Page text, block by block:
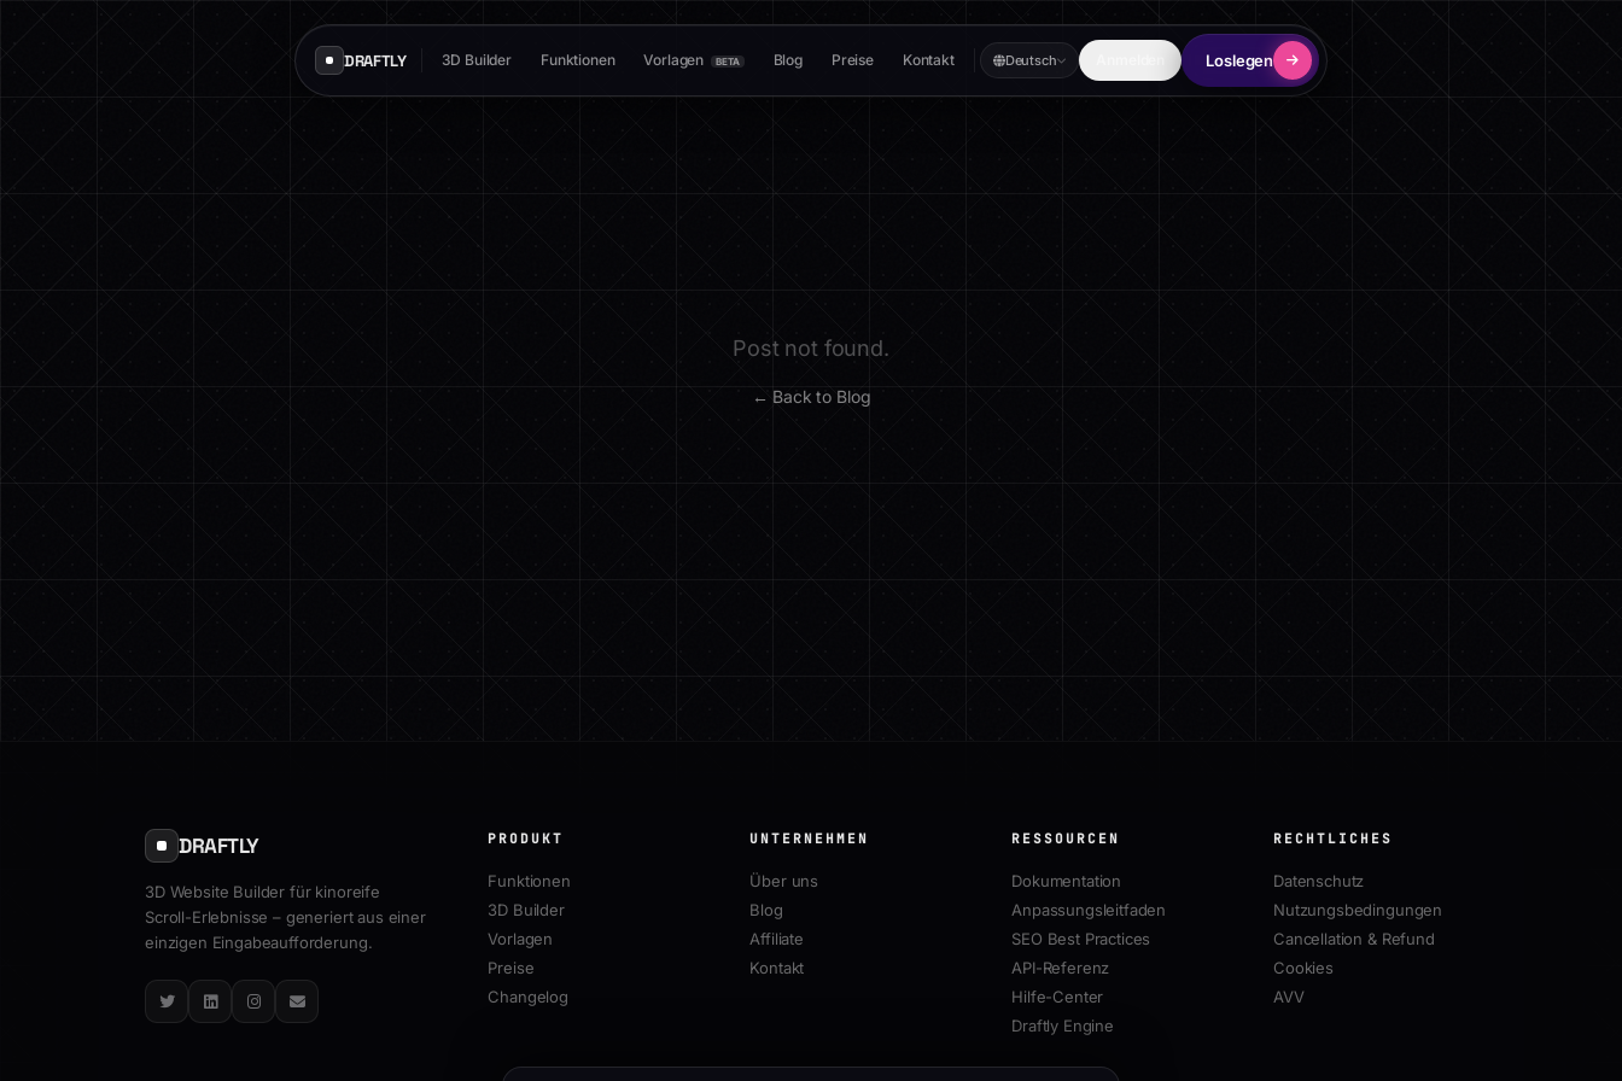
DRAFTLY 3D Builder Funktionen Vorlagen BETA Blog Preise Kontakt Deutsch Loslegen
Post not found.
← Back to Blog
DRAFTLY
3D Website Builder für kinoreife
Scroll-Erlebnisse – generiert aus einer
einzigen Eingabeaufforderung.
TwitterLinkedInInstagram
Email
PRODUKT
Funktionen
3D Builder
Vorlagen
Preise
Changelog
UNTERNEHMEN
Über uns
Blog
Affiliate
Kontakt
RESSOURCEN
Dokumentation
Anpassungsleitfaden
SEO Best Practices
API-Referenz
Hilfe-Center
Draftly Engine
RECHTLICHES
Datenschutz
Nutzungsbedingungen
Cancellation & Refund
Cookies
AVV